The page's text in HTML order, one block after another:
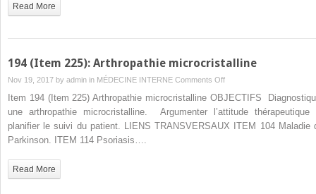
Read More
194 (Item 225): Arthropathie microcristalline
Nov 19, 2017 by admin in MÉDECINE INTERNE Comments Offon
194
(Item
225):
Item 194 (Item 225) Arthropathie microcristalline OBJECTIFS
une arthropathie microcristalline. Argumenter l’attitude thérapeutique
planifier le suivi du patient. LIENS TRANSVERSAUX ITEM 104 Maladie
Parkinson. ITEM 114 Psoriasis….
Read More